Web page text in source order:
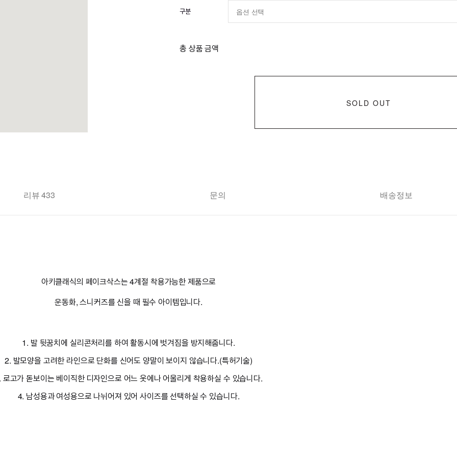
구분
총 상품 금액
SOLD OUT
리뷰 433 문의 배송정보
아키클래식의 페이크삭스는 4계절 착용가능한 제품으로
운동화, 스니커즈를 신을 때 필수 아이템입니다.
1. 발 뒷꿈치에 실리콘처리를 하여 활동시에 벗겨짐을 방지해줍니다.
2. 발모양을 고려한 라인으로 단화를 신어도 양말이 보이지 않습니다.(특허기술)
로고가 돋보이는 베이직한 디자인으로 어느 옷에나 어울리게 착용하실 수 있습니다.
4. 남성용과 여성용으로 나뉘어져 있어 사이즈를 선택하실 수 있습니다.